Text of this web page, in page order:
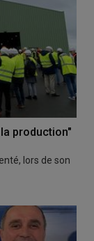
production"
lors de son